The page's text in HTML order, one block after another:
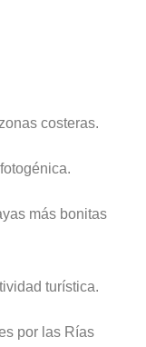
costeras.
más bonitas
turística.
por las Rías